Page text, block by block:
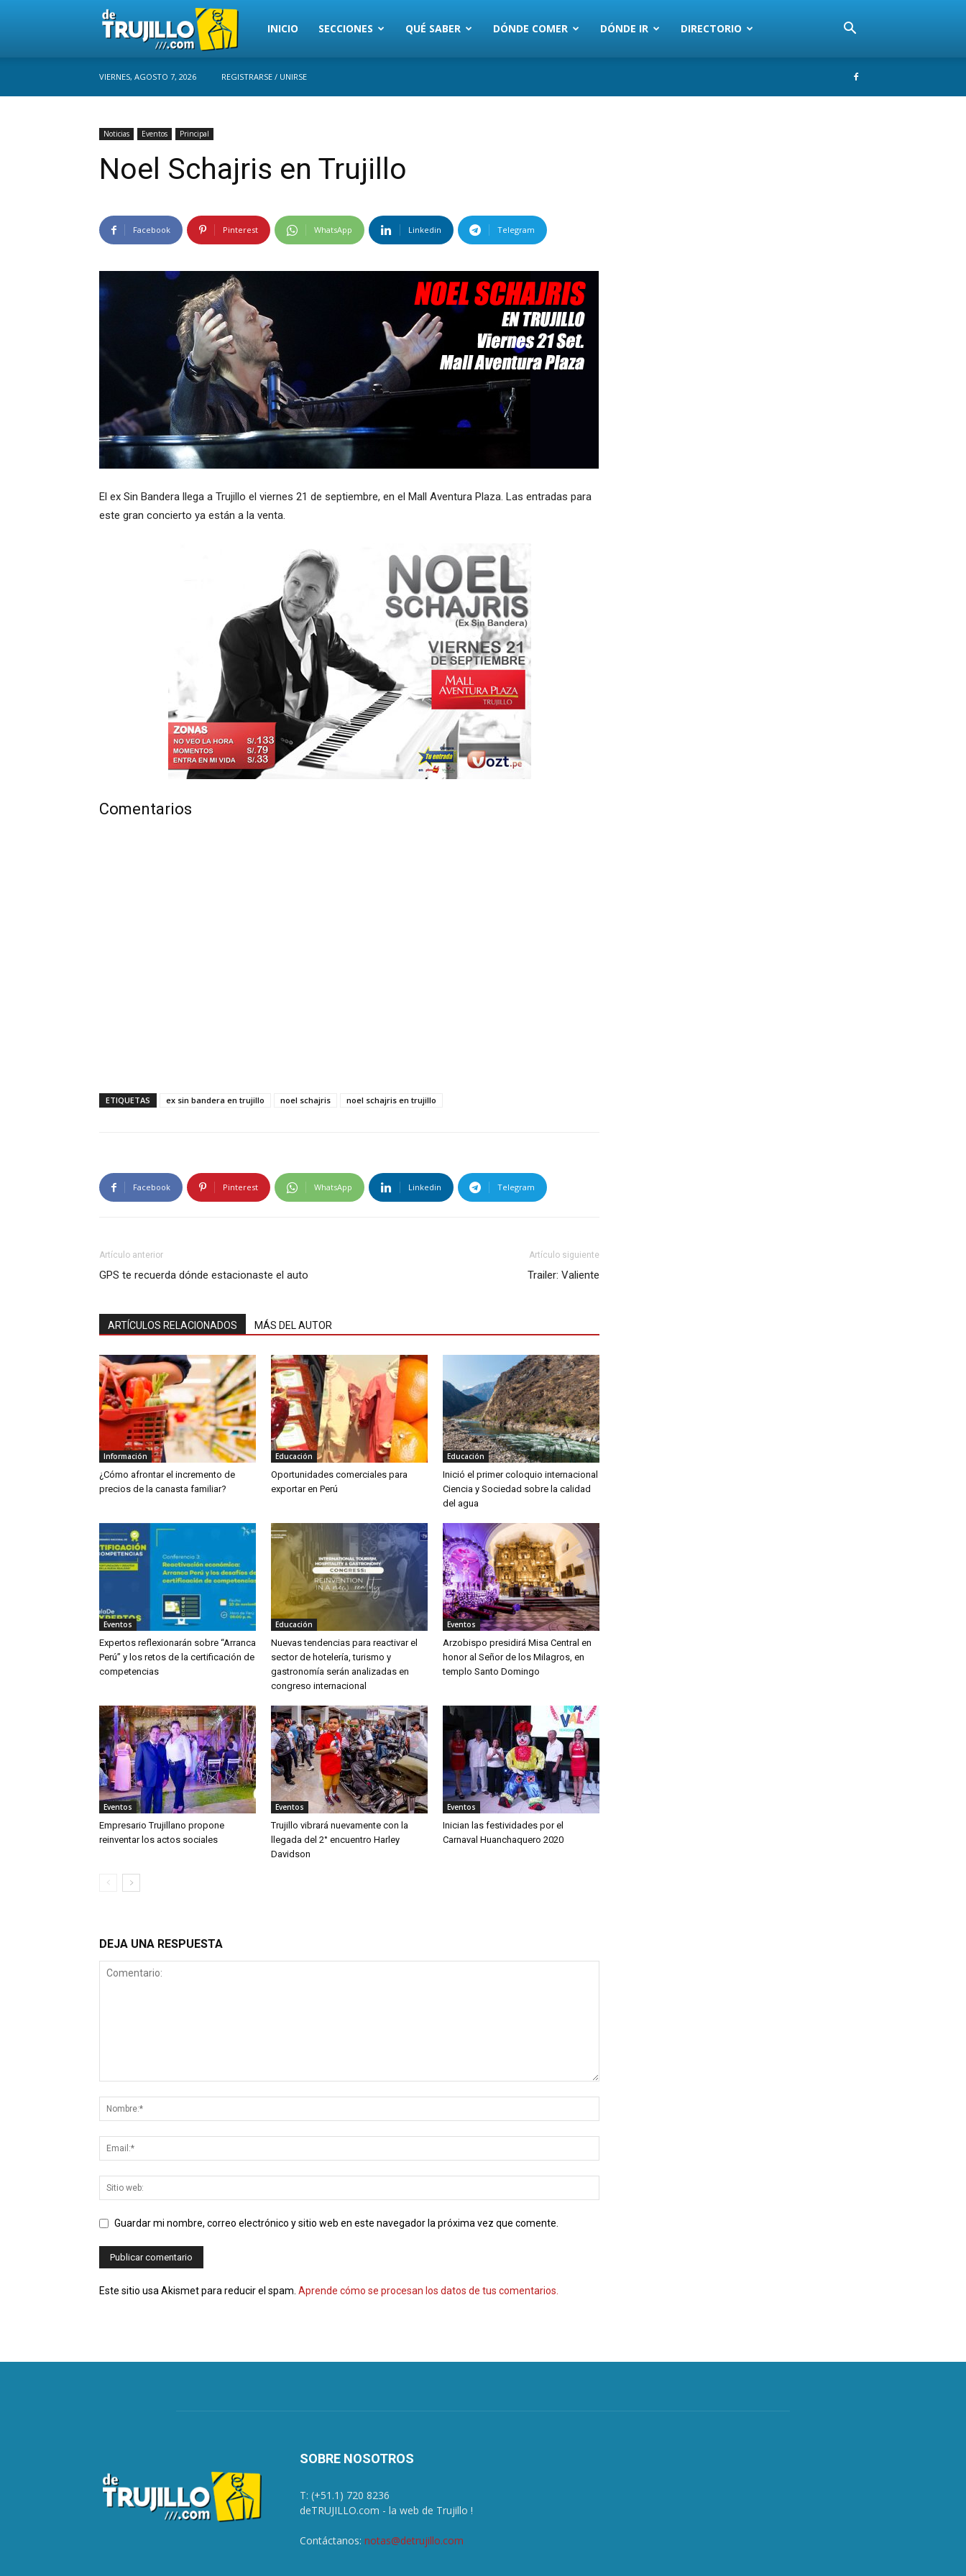
Trujillo
INICIO SECCIONES QUÉ SABER DÓNDE COMER DÓNDE IR DIRECTORIO
VIERNES, AGOSTO 7, 2026 REGISTRARSE / UNIRSE
Noticias Eventos Principal
Noel Schajris en Trujillo
Facebook Pinterest WhatsApp Linkedin Telegram
El ex Sin Bandera llega a Trujillo el viernes 21 de septiembre, en el Mall Aventura Plaza. Las entradas para
este gran concierto ya están a la venta.
Comentarios
ETIQUETAS ex sin bandera en trujillo noel schajris noel schajris en trujillo
Facebook Pinterest WhatsApp Linkedin Telegram
Artículo anterior
GPS te recuerda dónde estacionaste el auto
Artículo siguiente
Trailer: Valiente
ARTÍCULOS RELACIONADOS MÁS DEL AUTOR
Información
¿Cómo afrontar el incremento de
precios de la canasta familiar?
Educación
Oportunidades comerciales para
exportar en Perú
Educación
Inició el primer coloquio internacional
Ciencia y Sociedad sobre la calidad
del agua
Eventos
Expertos reflexionarán sobre “Arranca
Perú” y los retos de la certificación de
competencias
Educación
Nuevas tendencias para reactivar el
sector de hotelería, turismo y
gastronomía serán analizadas en
congreso internacional
Eventos
Arzobispo presidirá Misa Central en
honor al Señor de los Milagros, en
templo Santo Domingo
Eventos
Empresario Trujillano propone
reinventar los actos sociales
Eventos
Trujillo vibrará nuevamente con la
llegada del 2° encuentro Harley
Davidson
Eventos
Inician las festividades por el
Carnaval Huanchaquero 2020
DEJA UNA RESPUESTA
Guardar mi nombre, correo electrónico y sitio web en este navegador la próxima vez que comente.
Este sitio usa Akismet para reducir el spam. Aprende cómo se procesan los datos de tus comentarios.
SOBRE NOSOTROS
T: (+51.1) 720 8236
deTRUJILLO.com - la web de Trujillo !
Contáctanos: notas@detrujillo.com